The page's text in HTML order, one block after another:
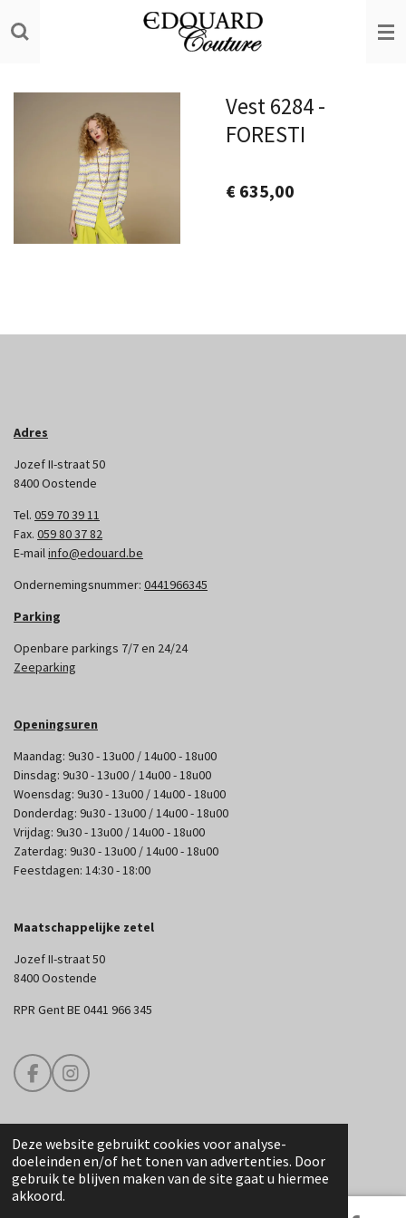
Deze website gebruikt cookies voor analyse-
doeleinden en/of het tonen van advertenties. Door
gebruik te blijven maken van de site gaat u hiermee
akkoord.
direct
Vest 6284 -
FORESTI
€ 635,00
Adres
Jozef II-straat 50
8400 Oostende
Tel. 059 70 39 11
Fax. 059 80 37 82
E-mailinfo@edouard.be
Ondernemingsnummer: 0441966345
Parking
Openbare parkings 7/7 en 24/24
Zeeparking
Openingsuren
Maandag: 9u30 - 13u00 / 14u00 - 18u00
Dinsdag: 9u30 - 13u00 / 14u00 - 18u00
Woensdag: 9u30 - 13u00 / 14u00 - 18u00
Donderdag: 9u30 - 13u00 / 14u00 - 18u00
Vrijdag: 9u30 - 13u00 / 14u00 - 18u00
Zaterdag: 9u30 - 13u00 / 14u00 - 18u00
Feestdagen: 14:30 - 18:00
Maatschappelijke zetel
Jozef II-straat 50
8400 Oostende
RPR Gent BE 0441 966 345
F
a
b
o
o
k
I
n
a
g
r
© 2025 Edouard Couture